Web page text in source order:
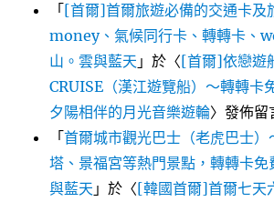
「[首爾]首爾旅遊必備的交通卡及
money、氣候同行卡、轉轉卡、
山。雲與藍天 」於〈[首爾]依戀遊
CRUISE（漢江遊覽船）～轉轉卡
夕陽相伴的月光音樂遊輪〉發佈留
「首爾城市觀光巴士（老虎巴士）
塔、景福宮等熱門景點，轉轉卡
與藍天 」於〈[韓國首爾]首爾七天